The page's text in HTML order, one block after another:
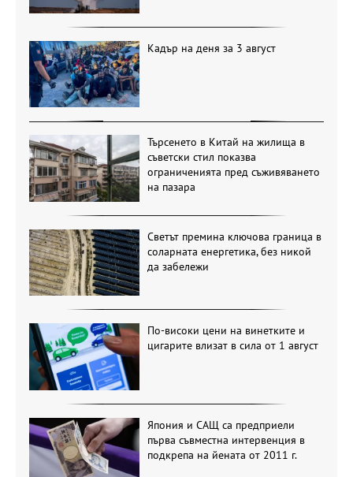
Кадър на деня за 3 август
Търсенето в Китай на жилища в
съветски стил показва
ограниченията пред съживяването
на пазара
Светът премина ключова граница в
соларната енергетика, без никой
да забележи
По-високи цени на винетките и
цигарите влизат в сила от 1 август
Япония и САЩ са предприели
първа съвместна интервенция в
подкрепа на йената от 2011 г.